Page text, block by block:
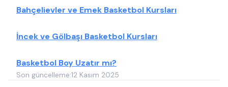
Bahçelievler ve Emek Basketbol Kursları
İncek ve Gölbaşı Basketbol Kursları
Basketbol Boy Uzatır mı?
Son güncelleme:12 Kasım 2025